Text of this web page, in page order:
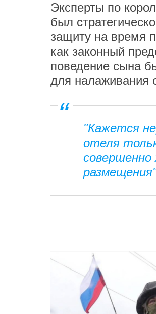
Эксперты по
был
защиту на время
как законный
поведение сына
для налаживания
"Кажется
отеля
совершенно